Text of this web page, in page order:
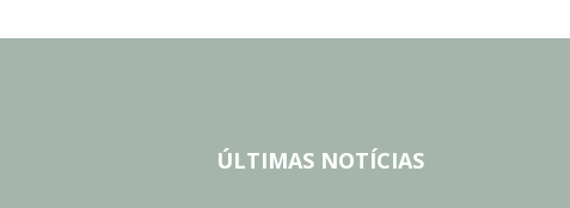
ÚLTIMAS NOTÍCIAS